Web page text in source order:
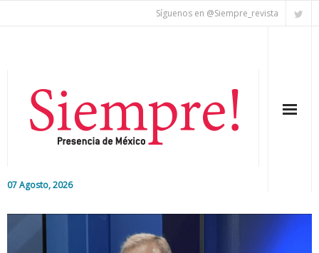
Síguenos en @Siempre_revista
07 Agosto, 2026
Editorial